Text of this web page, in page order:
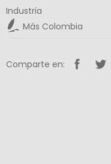
Industria
Más Colombia
Comparte en: